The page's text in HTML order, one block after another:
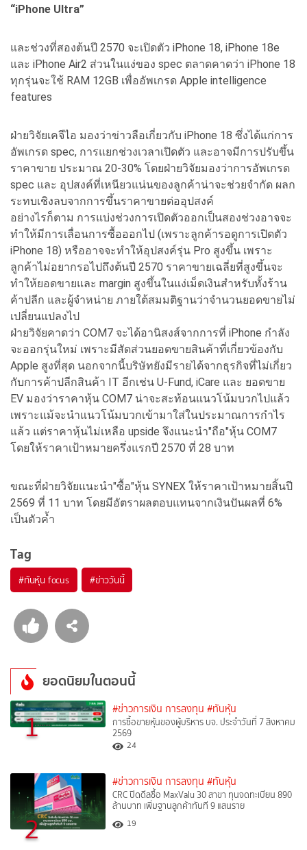
“iPhone Ultra”
และช่วงที่สองต้นปี 2570 จะเปิดตัว iPhone 18, iPhone 18e
และ iPhone Air2 ส่วนในแง่ของ spec ตลาดคาดว่า iPhone 18
ทุกรุ่นจะใช้ RAM 12GB เพื่ออัพเกรด Apple intelligence
features
ฝ่ายวิจัยเคจีไอ มองว่าข่าวลือเกี่ยวกับ iPhone 18 ซึ่งได้แก่การ
อัพเกรด spec, การแยกช่วงเวลาเปิดตัว และอาจมีการปรับขึ้น
ราคาขาย ประมาณ 20-30% โดยฝ่ายวิจัยมองว่าการอัพเกรด
spec และ อุปสงค์ที่เหนียวแน่นของลูกค้าน่าจะช่วยจำกัด ผลก
ระทบเชิงลบจากการขึ้นราคาขายต่ออุปสงค์
อย่างไรก็ตาม การแบ่งช่วงการเปิดตัวออกเป็นสองช่วงอาจจะ
ทำให้มีการเลื่อนการซื้อออกไป (เพราะลูกค้ารอดูการเปิดตัว
iPhone 18) หรืออาจจะทำให้อุปสงค์รุ่น Pro สูงขึ้น เพราะ
ลูกค้าไม่อยากรอไปถึงต้นปี 2570 ราคาขายเฉลี่ยที่สูงขึ้นจะ
ทำให้ยอดขายและ margin สูงขึ้นในแง่เม็ดเงินสำหรับทั้งร้าน
ค้าปลีก และผู้จำหน่าย ภายใต้สมมติฐานว่าจำนวนยอดขายไม่
เปลี่ยนแปลงไป
ฝ่ายวิจัยคาดว่า COM7 จะได้อานิสงส์จากการที่ iPhone กำลัง
จะออกรุ่นใหม่ เพราะมีสัดส่วนยอดขายสินค้าที่เกี่ยวข้องกับ
Apple สูงที่สุด นอกจากนี้บริษัทยังมีรายได้จากธุรกิจที่ไม่เกี่ยว
กับการค้าปลีกสินค้า IT อีกเช่น U-Fund, iCare และ ยอดขาย
EV มองว่าราคาหุ้น COM7 น่าจะสะท้อนแนวโน้มบวกไปแล้ว
เพราะแม้จะนำแนวโน้มบวกเข้ามาใส่ในประมาณการกำไร
แล้ว แต่ราคาหุ้นไม่เหลือ upside จึงแนะนำ"ถือ"หุ้น COM7
โดยให้ราคาเป้าหมายครึ่งแรกปี 2570 ที่ 28 บาท
ขณะที่ฝ่ายวิจัยแนะนำ"ซื้อ"หุ้น SYNEX ให้ราคาเป้าหมายสิ้นปี
2569 ที่ 11 บาท โดยมีอัตราผลตอบแทนจากเงินปันผลที่ 6%
เป็นตัวค้ำ
Tag
#ทันหุ้น focus #ข่าววันนี้
ยอดนิยมในตอนนี้
1 #ข่าวการเงิน การลงทุน #ทันหุ้น
การซื้อขายหุ้นของผู้บริหาร บจ. ประจำวันที่ 7 สิงหาคม
2569
24
2
#ข่าวการเงิน การลงทุน #ทันหุ้น
CRC ปิดดีลซื้อ MaxValu 30 สาขา ทุนจดทะเบียน 890
ล้านบาท เพิ่มฐานลูกค้าทันที 9 แสนราย
19